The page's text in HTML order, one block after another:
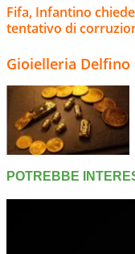
Fifa, Infantino
tentativo di
Gioielleria Delfino